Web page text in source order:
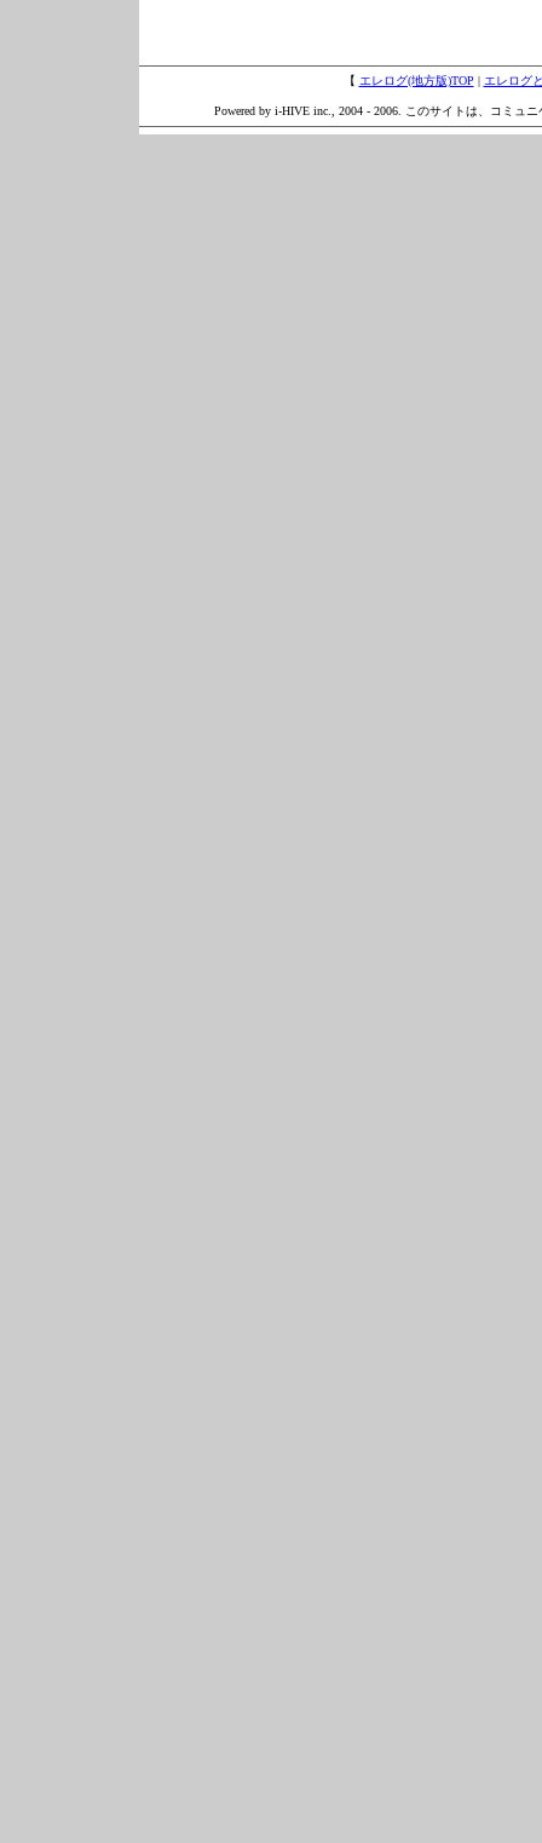
【 エレログ(地方版)TOP | エレログ
Powered by i-HIVE inc., 2004 - 2006. このサイトは、コミュ